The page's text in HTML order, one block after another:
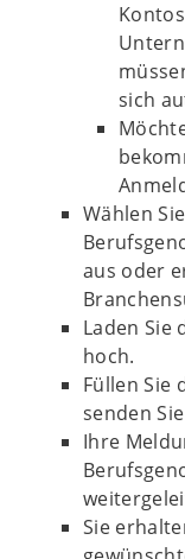
sich
Wählen
aus oder
Laden Sie
hoch.
Füllen Sie
senden
Ihre
Sie